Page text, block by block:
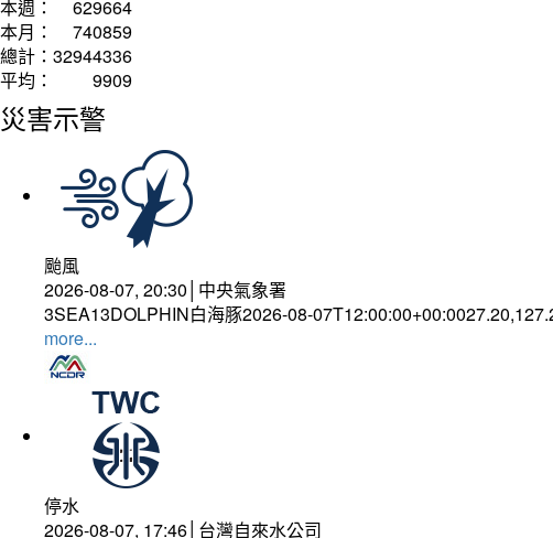
本週：
629664
本月：
740859
總計： 32944336
平均：
9909
災害示警
颱風
2026-08-07, 20:30│中央氣象署
3SEA13DOLPHIN白海豚2026-08-
more...
停水
2026-08-07, 17:46│台灣自來水公司